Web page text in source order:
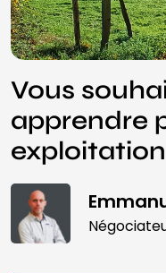
Vous
apprendre